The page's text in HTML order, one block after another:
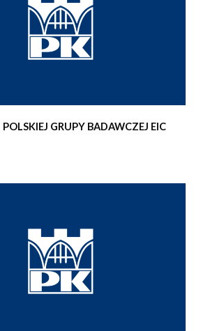
GRUPY BADAWCZEJ EIC